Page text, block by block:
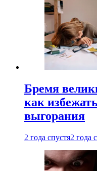
Бремя
как
выгорания
2 года спустя2 года